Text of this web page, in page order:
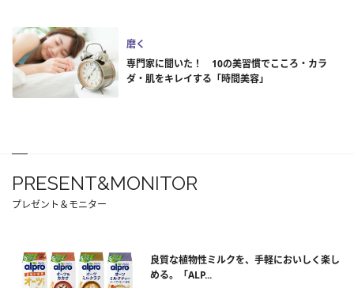
磨く
専門家に聞いた！ 10の美習慣でこころ・カラ
ダ・肌をキレイする「時間美容」
PRESENT&MONITOR
プレゼント＆モニター
良質な植物性ミルクを、手軽においしく楽し
める。「ALP...